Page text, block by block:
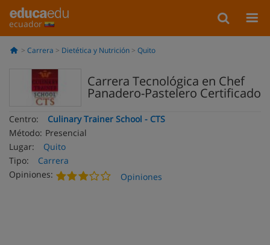
ecuador
Carrera Dietética y Nutrición Quito
Carrera Tecnológica en Chef
Panadero-Pastelero Certificado
Centro:
Culinary Trainer School - CTS
Método: Presencial
Lugar:
Quito
Tipo:
Carrera
Opiniones:
Opiniones